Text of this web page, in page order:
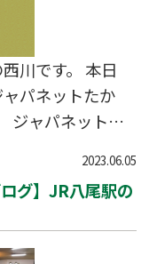
号 20
星翔の訪問録
川です。 本日
パネットたか
初の５年くらい
をつくっていまし
、 制作会社にお
2023.06.05
グ】JR八尾駅の